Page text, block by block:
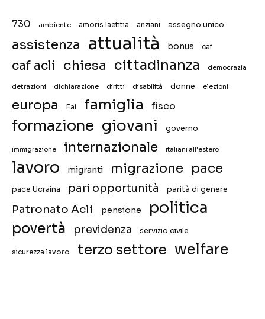
730 ambiente amoris laetitia anziani assegno unico
assistenza attualità bonus caf
caf acli chiesa cittadinanza democrazia
detrazioni dichiarazione diritti disabilità donne elezioni
europa Fai famiglia fisco
formazione giovani governo
immigrazione internazionale italiani all'estero
lavoro migranti migrazione pace
pace Ucraina pari opportunità parità di genere
Patronato Acli pensione politica
povertà previdenza servizio civile
sicurezza lavoro terzo settore welfare